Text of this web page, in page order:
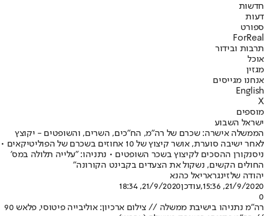
חדשות
דעות
ספורט
ForReal
תרבות ובידור
אוכל
מגזין
אנחנו מגייסים
English
X
מוספים
ישראל השבוע
הממשלה אישרה: שכרם של רה"מ, הח"כים, השרים, והשופטים - יקוצץ
לאחר ישיבה סוערת, אושר קיצוץ של 10 אחוזים בשכרם של הפוליטיקאים •
ניסנקורן ההסכים לקיצוץ בשכר השופטים • נתניהו: "עלייה תלולה במס'
החולים הקשים, נשקול את הצעדים בקבינט הקורונה"
יהודה שלזינגראריאל כהנא
21/9/2020, 15:36
,עודכן21/9/2020, 18:34
0
רה"מ נתניהו בישיבת ממשלה // צילום ארכיון: אוליבייה פיטוסי, פלאש 90